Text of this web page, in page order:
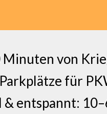
von
für
& entspannt: